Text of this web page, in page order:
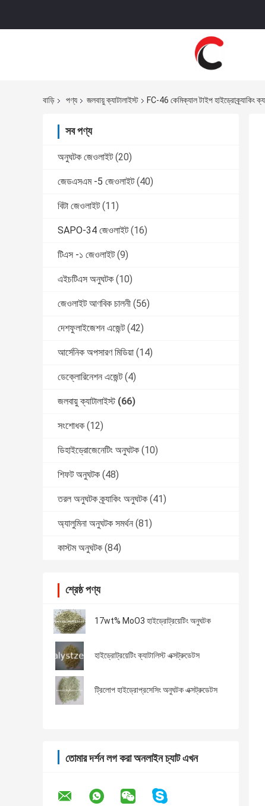
বাড়ি পণ্য জলবায়ু ক্যাটালাইস্ট FC-46 কেমিক্যাল টাইপ হাইড্রোক্র্যাকিং
সব পণ্য
অনুঘটক জেওলাইট (20)
জেডএসএম -5 জেওলাইট (40)
বিটা জেওলাইট (11)
SAPO-34 জেওলাইট (16)
টিএস -১ জেওলাইট (9)
এইচটিএস অনুঘটক (10)
জেওলাইট আণবিক চালনী (56)
দেশফুলাইজেশন এজেন্ট (42)
আর্সেনিক অপসারণ মিডিয়া (14)
ডেক্লোরিনেশন এজেন্ট (4)
জলবায়ু ক্যাটালাইস্ট (66)
সংশোধক (12)
ডিহাইড্রোজেনেটিং অনুঘটক (10)
শিফট অনুঘটক (48)
তরল অনুঘটক ক্র্যাকিং অনুঘটক (41)
অ্যালুমিনা অনুঘটক সমর্থন (81)
কাস্টম অনুঘটক (84)
শ্রেষ্ঠ পণ্য
17wt% MoO3 হাইড্রোট্রয়েটিং অনুঘটক
হাইড্রোট্রয়েটিং ক্যাটালিস্ট এক্সট্রুডেটস
ট্রিলোপ হাইড্রোপ্রসেসিং অনুঘটক এক্সট্রুডেটস
তোমার দর্শন লগ করা অনলাইন চ্যাট এখন